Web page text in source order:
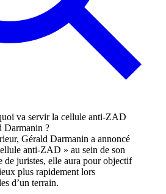
Gérald Darmanin a annoncé
anti-ZAD » au sein de son
de juristes, elle aura pour objectif
plus rapidement lors
d’un terrain.